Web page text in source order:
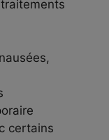
certains